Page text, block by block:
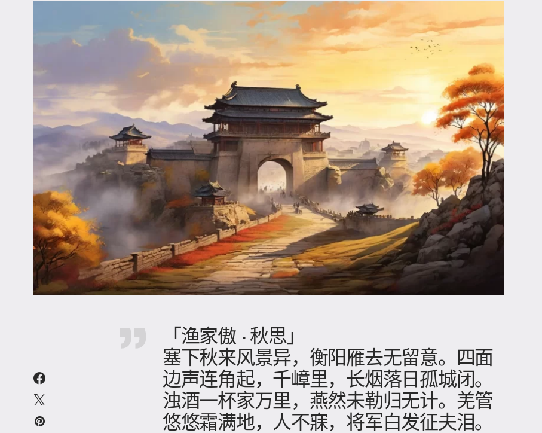
「渔家傲 · 秋思」
塞下秋来风景异，衡阳雁去无留意。四面
边声连角起，千嶂里，长烟落日孤城闭。
浊酒一杯家万里，燕然未勒归无计。羌管
悠悠霜满地，人不寐，将军白发征夫泪。